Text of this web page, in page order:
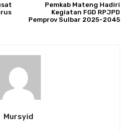
Pemkab Mateng Hadiri
Kegiatan FGD RPJPD
Pemprov Sulbar 2025-2045
Mursyid